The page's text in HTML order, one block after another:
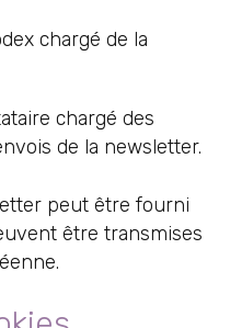
chargé de la
chargé des
de la newsletter.
peut être fourni
être transmises